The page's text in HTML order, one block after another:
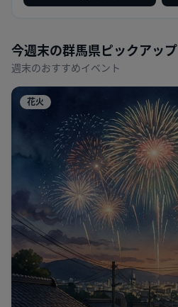
今週末の群馬県 ピックアップ
週末のおすすめイベント
花火